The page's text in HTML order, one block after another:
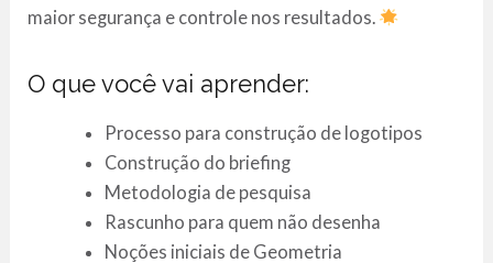
maior segurança e controle nos resultados.
O que você vai aprender:
Processo para construção de logotipos
Construção do briefing
Metodologia de pesquisa
Rascunho para quem não desenha
Noções iniciais de Geometria